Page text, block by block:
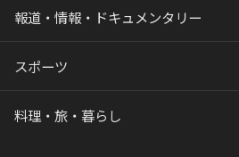
報道・情報・ドキュメンタリー
スポーツ
料理・旅・暮らし